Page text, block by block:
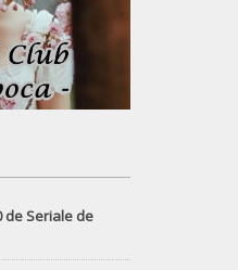
de Seriale de